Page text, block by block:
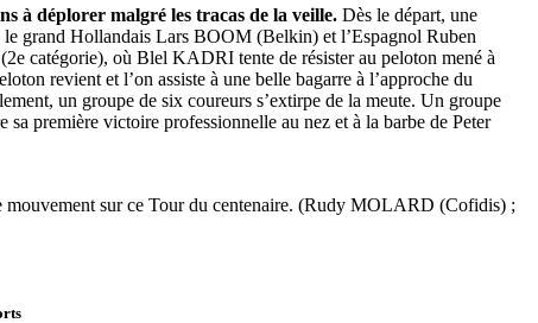
à déplorer malgré les tracas de la veille. Dès le départ, une
grand Hollandais Lars BOOM (Belkin) et l’Espagnol Ruben
catégorie), où Blel KADRI tente de résister au peloton mené à
revient et l’on assiste à une belle bagarre à l’approche du
un groupe de six coureurs s’extirpe de la meute. Un groupe
première victoire professionnelle au nez et à la barbe de Peter
mouvement sur ce Tour du centenaire. (Rudy MOLARD (Cofidis) ;